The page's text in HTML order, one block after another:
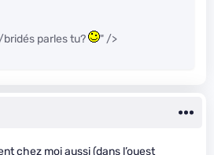
parles tu? " />
chez moi aussi (dans l’ouest